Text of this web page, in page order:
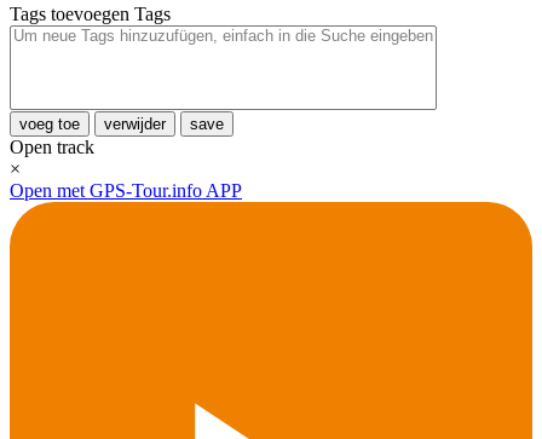
Tags toevoegen Tags
voeg toe verwijder save
Open track
×
Open met GPS-Tour.info APP